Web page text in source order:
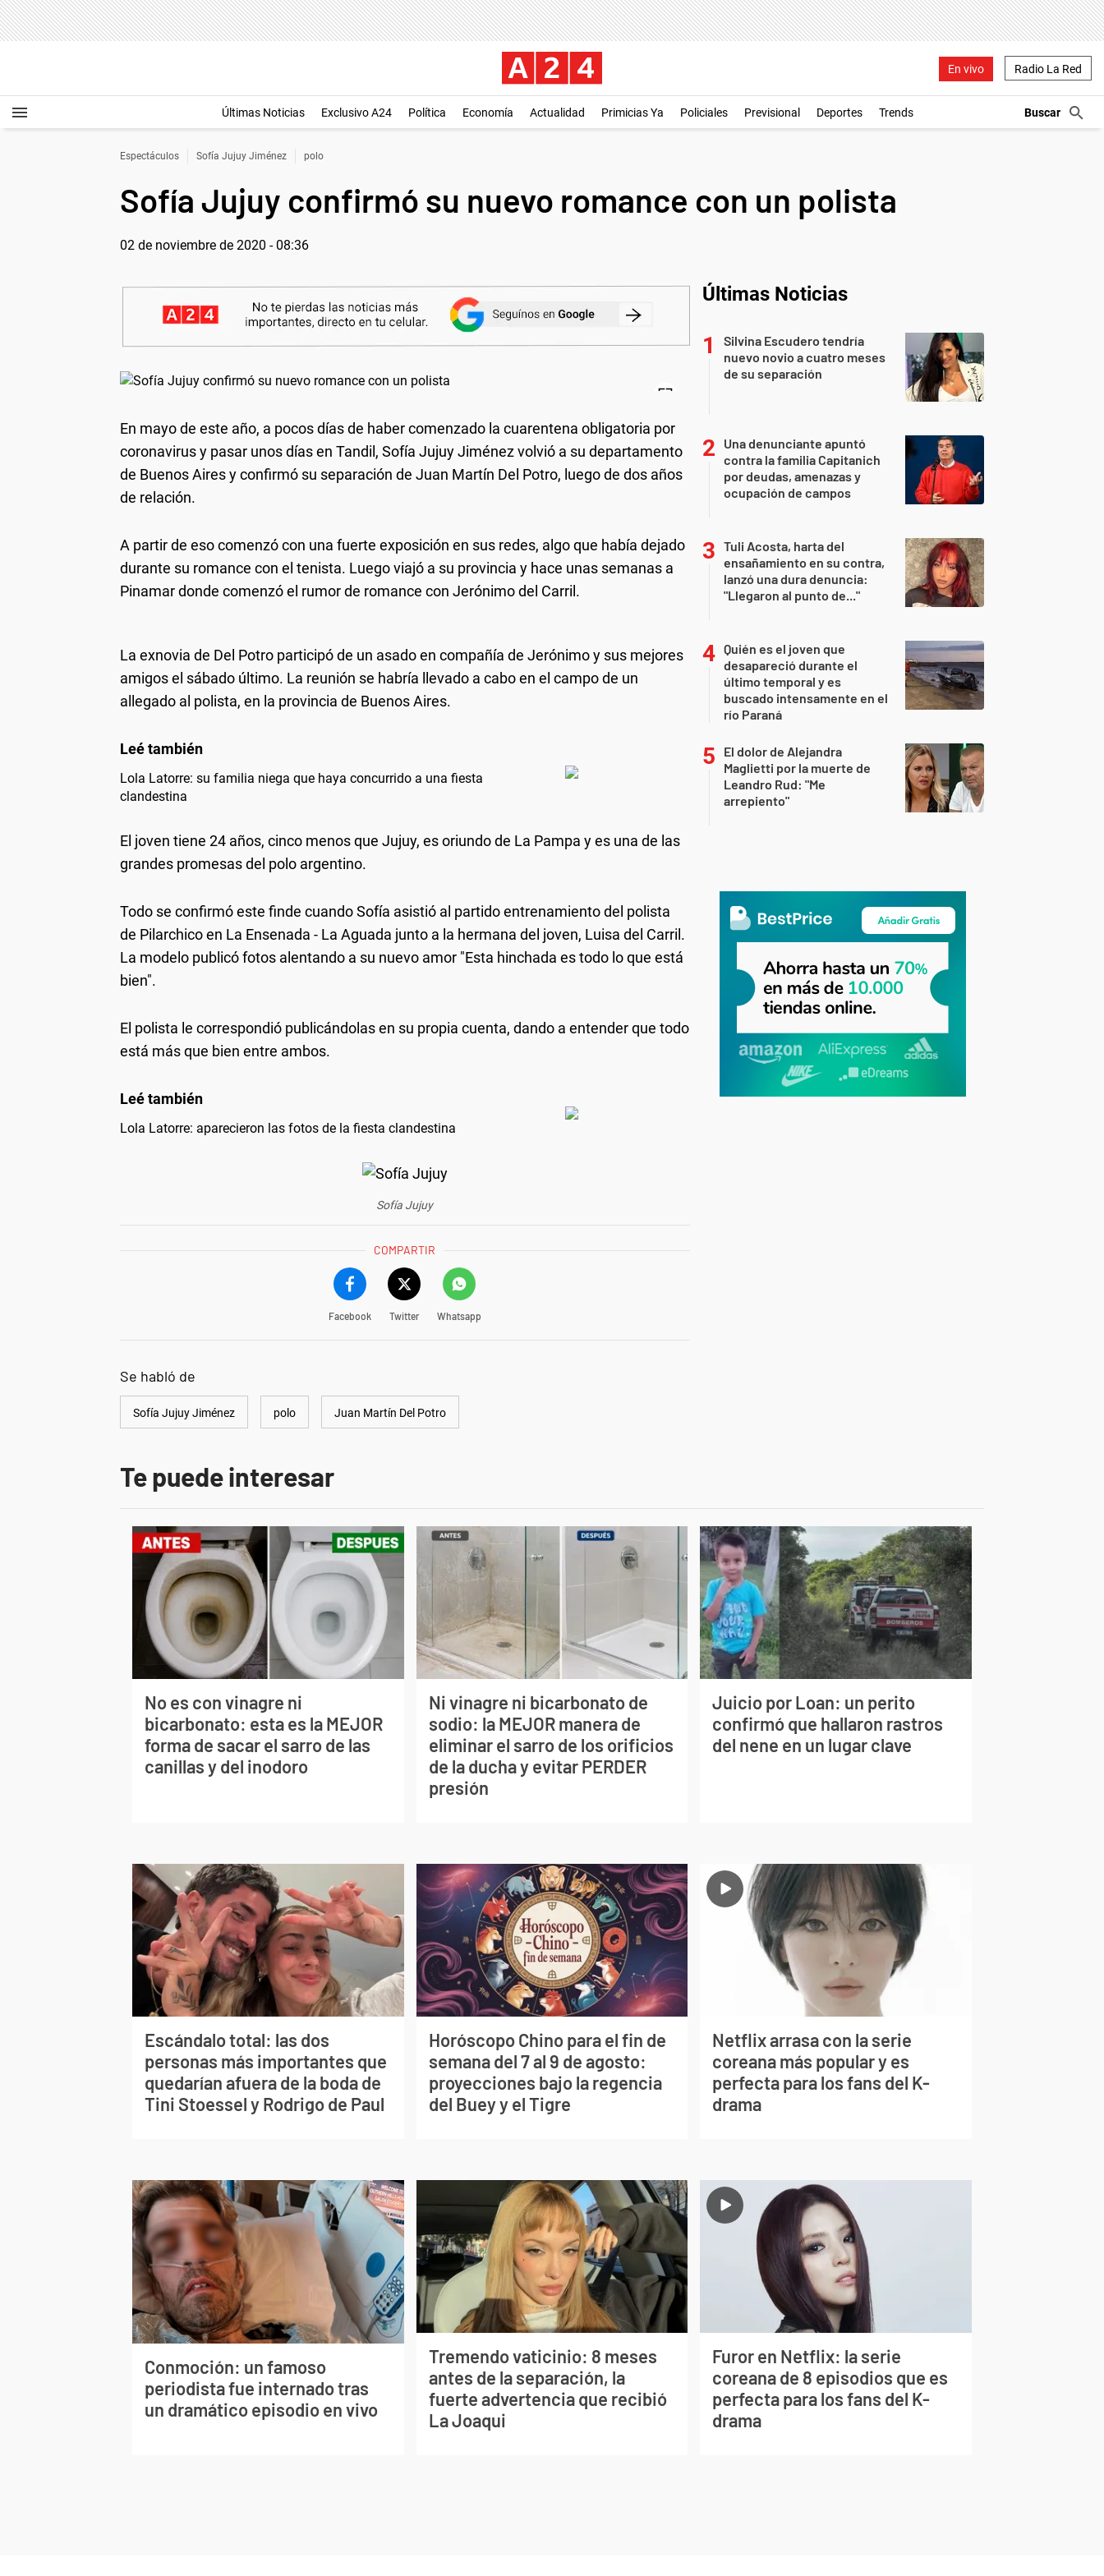
En vivo Radio La Red
Últimas Noticias Exclusivo A24 Política Economía Actualidad Primicias Ya Policiales Previsional Deportes Trends
Espectáculos Sofía Jujuy Jiménez polo
Sofía Jujuy confirmó su nuevo romance con un polista
02 de noviembre de 2020 - 08:36
En mayo de este año, a pocos días de haber comenzado la cuarentena obligatoria por
coronavirus y pasar unos días en Tandil, Sofía Jujuy Jiménez volvió a su departamento
de Buenos Aires y confirmó su separación de Juan Martín Del Potro, luego de dos años
de relación.
A partir de eso comenzó con una fuerte exposición en sus redes, algo que había dejado
durante su romance con el tenista. Luego viajó a su provincia y hace unas semanas a
Pinamar donde comenzó el rumor de romance con Jerónimo del Carril.
La exnovia de Del Potro participó de un asado en compañía de Jerónimo y sus mejores
amigos el sábado último. La reunión se habría llevado a cabo en el campo de un
allegado al polista, en la provincia de Buenos Aires.
Lola Latorre: su familia niega que haya concurrido a una fiesta
clandestina
El joven tiene 24 años, cinco menos que Jujuy, es oriundo de La Pampa y es una de las
grandes promesas del polo argentino.
Todo se confirmó este finde cuando Sofía asistió al partido entrenamiento del polista
de Pilarchico en La Ensenada - La Aguada junto a la hermana del joven, Luisa del Carril.
La modelo publicó fotos alentando a su nuevo amor "Esta hinchada es todo lo que está
bien".
El polista le correspondió publicándolas en su propia cuenta, dando a entender que todo
está más que bien entre ambos.
Lola Latorre: aparecieron las fotos de la fiesta clandestina
Sofía Jujuy
COMPARTIR
Facebook Twitter Whatsapp
Se habló de
Sofía Jujuy Jiménez polo Juan Martín Del Potro
Últimas Noticias
Silvina Escudero tendría
nuevo novio a cuatro meses
de su separación
Una denunciante apuntó
contra la familia Capitanich
por deudas, amenazas y
ocupación de campos
Tuli Acosta, harta del
ensañamiento en su contra,
lanzó una dura denuncia:
"Llegaron al punto de..."
Quién es el joven que
desapareció durante el
último temporal y es
buscado intensamente en el
río Paraná
El dolor de Alejandra
Maglietti por la muerte de
Leandro Rud: "Me
arrepiento"
Te puede interesar
No es con vinagre ni
bicarbonato: esta es la MEJOR
forma de sacar el sarro de las
canillas y del inodoro
Ni vinagre ni bicarbonato de
sodio: la MEJOR manera de
eliminar el sarro de los orificios
de la ducha y evitar PERDER
presión
Juicio por Loan: un perito
confirmó que hallaron rastros
del nene en un lugar clave
Escándalo total: las dos
personas más importantes que
quedarían afuera de la boda de
Tini Stoessel y Rodrigo de Paul
Horóscopo Chino para el fin de
semana del 7 al 9 de agosto:
proyecciones bajo la regencia
del Buey y el Tigre
Netflix arrasa con la serie
coreana más popular y es
perfecta para los fans del K-
drama
Conmoción: un famoso
periodista fue internado tras
un dramático episodio en vivo
Tremendo vaticinio: 8 meses
antes de la separación, la
fuerte advertencia que recibió
La Joaqui
Furor en Netflix: la serie
coreana de 8 episodios que es
perfecta para los fans del K-
drama